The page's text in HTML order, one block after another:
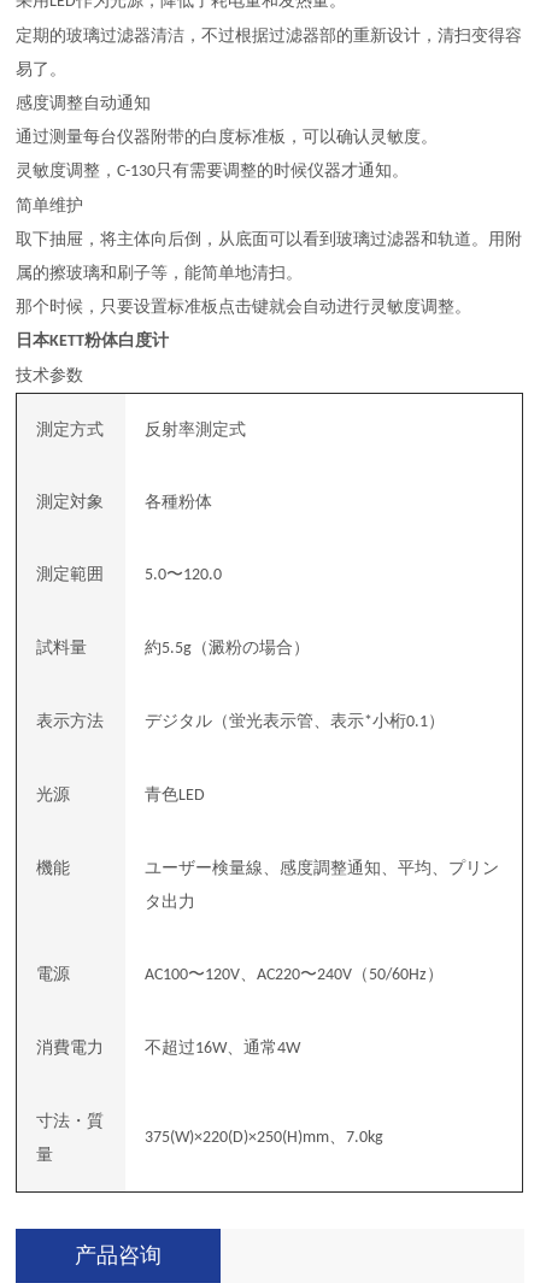
定期的玻璃过滤器清洁，不过根据过滤器部的重新设计，清扫变得容
易了。
感度调整自动通知
通过测量每台仪器附带的白度标准板，可以确认灵敏度。
灵敏度调整，C-130只有需要调整的时候仪器才通知。
简单维护
取下抽屉，将主体向后倒，从底面可以看到玻璃过滤器和轨道。用附
属的擦玻璃和刷子等，能简单地清扫。
那个时候，只要设置标准板点击键就会自动进行灵敏度调整。
日本KETT粉体白度计
技术参数
測定方式 反射率測定式
測定対象 各種粉体
測定範囲 5.0〜120.0
試料量 約5.5g （澱粉の場合）
表示方法 デジタル（蛍光表示管、表示*小桁0.1）
光源 青色LED
機能
ユーザー検量線、感度調整通知、平均、プリン
タ出力
電源 AC100〜120V、AC220〜240V （ 50/60Hz ）
消費電力 不超过16W、通常4W
寸法・質
量
375(W)×220(D)×250(H)mm、7.0kg
产品咨询